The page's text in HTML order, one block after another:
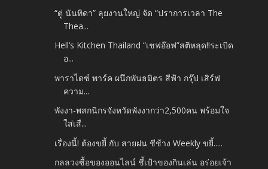
“ตู่ นันทิดา” ลุยงานใหญ่ จัด “ปราการเวลา The
Thea...
Hell’s Kitchen Thailand “เชฟอ๊อฟ”สติหลุด!!ระเบิด
อ...
พาราไดซ์ พาร์ค ผนึกพันธมิตร สีฟ้า กรุ๊ป เสิร์ฟ
ความ...
พังงา-พสกนิกรจังหวัดพังงากว่า2,500คน พร้อมใจ
ใส่เสื...
เรื่องนี้! ต้องขยี้ กับ สายฝน ชีช้าง Weekly ขยี้.....
กลลวงซื้อของออนไลน์ ชี้เป้าของกินเล่น อร่อยเจ้า